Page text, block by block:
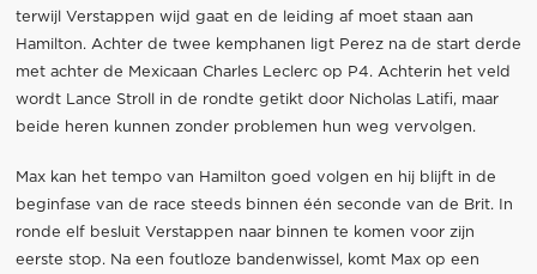
terwijl Verstappen wijd gaat en de leiding af moet staan aan
Hamilton. Achter de twee kemphanen ligt Perez na de start derde
met achter de Mexicaan Charles Leclerc op P4. Achterin het veld
wordt Lance Stroll in de rondte getikt door Nicholas Latifi, maar
beide heren kunnen zonder problemen hun weg vervolgen.
Max kan het tempo van Hamilton goed volgen en hij blijft in de
beginfase van de race steeds binnen één seconde van de Brit. In
ronde elf besluit Verstappen naar binnen te komen voor zijn
eerste stop. Na een foutloze bandenwissel, komt Max op een